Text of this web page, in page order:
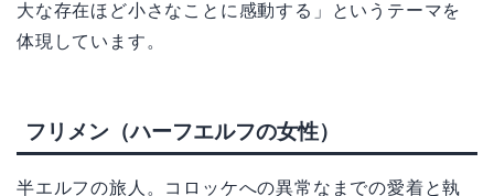
大な存在ほど小さなことに感動する」というテーマを
体現しています。
フリメン（ハーフエルフの女性）
半エルフの旅人。コロッケへの異常なまでの愛着と執